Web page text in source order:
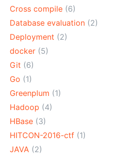
Cross compile (6)
Database evaluation (2)
Deployment (2)
docker (5)
Git (6)
Go (1)
Greenplum (1)
Hadoop (4)
HBase (3)
HITCON-2016-ctf (1)
JAVA (2)